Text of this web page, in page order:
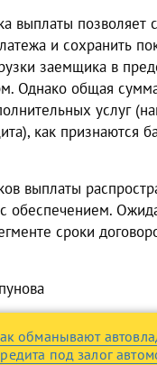
выплаты позволяет
и сохранить
заемщика в
Однако общая
услуг
как признаются
выплаты
обеспечением.
сроки
обманывают
под залог